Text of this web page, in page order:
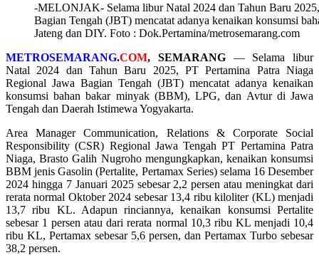
-MELONJAK- Selama libur Natal 2024 dan Tahun Baru
Bagian Tengah (JBT) mencatat adanya kenaikan konsumsi
Jateng dan DIY. Foto : Dok.Pertamina/metrosemarang.com
METROSEMARANG.COM, SEMARANG— Selama libur
Natal 2024 dan Tahun Baru 2025, PT Pertamina Patra Niaga
Regional Jawa Bagian Tengah (JBT) mencatat adanya kenaikan
konsumsi bahan bakar minyak (BBM), LPG, dan Avtur di Jawa
Tengah dan Daerah Istimewa Yogyakarta.
Area Manager Communication, Relations & Corporate Social
Responsibility (CSR) Regional Jawa Tengah PT Pertamina Patra
Niaga, Brasto Galih Nugroho mengungkapkan, kenaikan konsumsi
BBM jenis Gasolin (Pertalite, Pertamax Series) selama 16 Desember
2024 hingga 7 Januari 2025 sebesar 2,2 persen atau meningkat dari
rerata normal Oktober 2024 sebesar 13,4 ribu kiloliter (KL) menjadi
13,7 ribu KL. Adapun rinciannya, kenaikan konsumsi Pertalite
sebesar 1 persen atau dari rerata normal 10,3 ribu KL menjadi 10,4
ribu KL, Pertamax sebesar 5,6 persen, dan Pertamax Turbo sebesar
38,2 persen.